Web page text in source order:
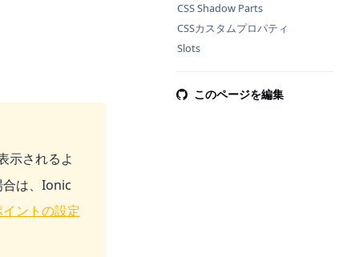
示されるよ
合は、Ionic
ントの設定
CSS Shadow Parts
CSSカスタムプロパティ
Slots
このページを編集